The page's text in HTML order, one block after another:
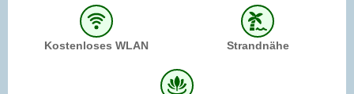
Kostenloses WLAN Strandnähe